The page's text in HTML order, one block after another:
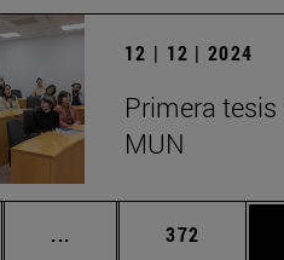
12 | 12 | 2024
Primera
MUN
... Páginas intermedias
Página
372